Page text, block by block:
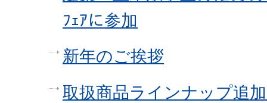
ﾌｪｱに参加
新年のご挨拶
取扱商品ラインナップ追